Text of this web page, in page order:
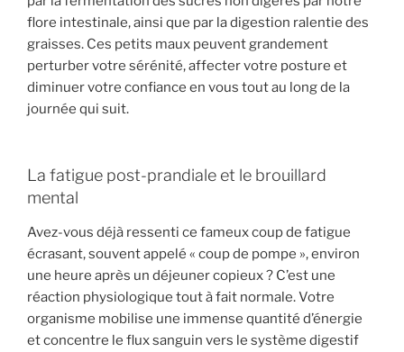
flore intestinale, ainsi que par la digestion ralentie des
graisses. Ces petits maux peuvent grandement
perturber votre sérénité, affecter votre posture et
diminuer votre confiance en vous tout au long de la
journée qui suit.
La fatigue post-prandiale et le brouillard
mental
Avez-vous déjà ressenti ce fameux coup de fatigue
écrasant, souvent appelé « coup de pompe », environ
une heure après un déjeuner copieux ? C’est une
réaction physiologique tout à fait normale. Votre
organisme mobilise une immense quantité d’énergie
et concentre le flux sanguin vers le système digestif